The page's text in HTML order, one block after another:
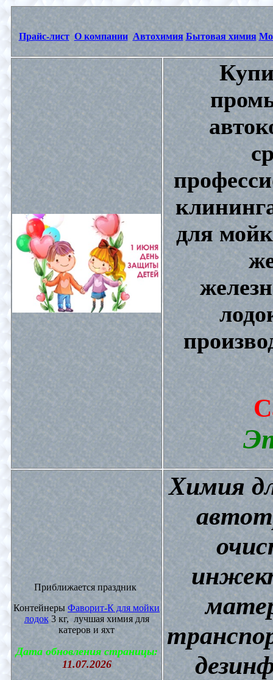
Прайс-лист О компании Автохимия Бытовая химия
для
Приближается праздник
Контейнеры Фаворит-К для мойки
лодок3 кг, лучшая химия для
катеров и яхт
Дата обновления страницы:
11.07.2026
Химия